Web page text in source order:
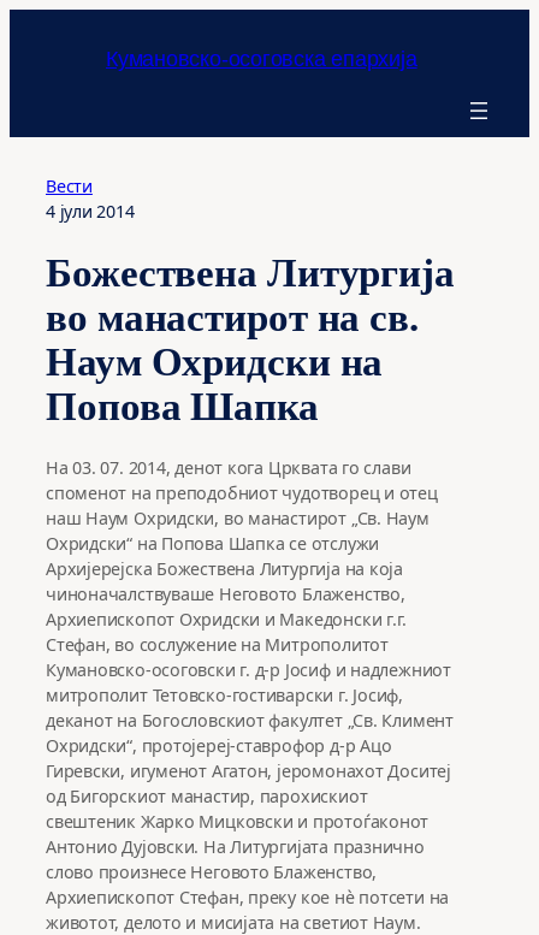
содржината
Кумановско-осоговска епархија
Вести
4 јули 2014
Божествена Литургија
во манастирот на св.
Наум Охридски на
Попова Шапка
На 03. 07. 2014, денот кога Црквата го слави
споменот на преподобниот чудотворец и отец
наш Наум Охридски, во манастирот „Св. Наум
Охридски“ на Попова Шапка се отслужи
Архијерејска Божествена Литургија на која
чиноначалствуваше Неговото Блаженство,
Архиепископот Охридски и Македонски г.г.
Стефан, во сослужение на Митрополитот
Кумановско-осоговски г. д-р Јосиф и надлежниот
митрополит Тетовско-гостиварски г. Јосиф,
деканот на Богословскиот факултет „Св. Климент
Охридски“, протојереј-ставрофор д-р Ацо
Гиревски, игуменот Агатон, јеромонахот Доситеј
од Бигорскиот манастир, парохискиот
свештеник Жарко Мицковски и протоѓаконот
Антонио Дујовски. На Литургијата празнично
слово произнесе Неговото Блаженство,
Архиепископот Стефан, преку кое нè потсети на
животот, делото и мисијата на светиот Наум.